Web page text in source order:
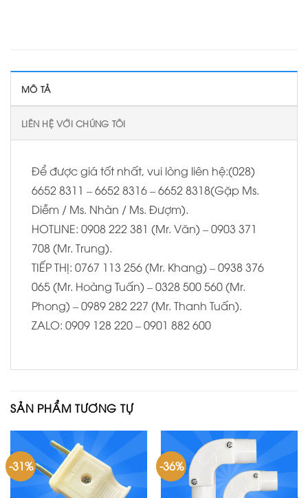
MÔ TẢ
LIÊN HỆ VỚI CHÚNG TÔI
Để được giá tốt nhất, vui lòng liên hệ:(028)
6652 8311 – 6652 8316 – 6652 8318(Gặp Ms.
Diễm / Ms. Nhàn / Ms. Đượm).
HOTLINE: 0908 222 381 (Mr. Văn) – 0903 371
708 (Mr. Trung).
TIẾP THỊ: 0767 113 256 (Mr. Khang) – 0938 376
065 (Mr. Hoàng Tuấn) – 0328 500 560 (Mr.
Phong) – 0989 282 227 (Mr. Thanh Tuấn).
ZALO: 0909 128 220 – 0901 882 600
SẢN PHẨM TƯƠNG TỰ
-31% -36%